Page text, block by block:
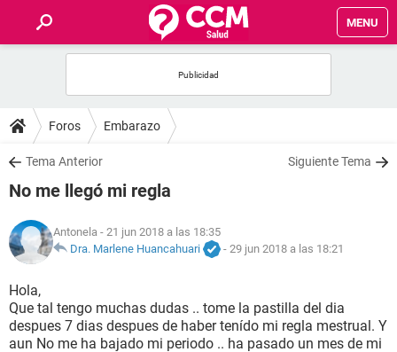
MENU
FOROS
SALUD
NUTRICIÓN
BIENESTAR
SEXUALIDAD
Foros Embarazo
Tema Anterior Siguiente Tema
No me llegó mi regla
Antonela - 21 jun 2018 a las 18:35
Dra. Marlene Huancahuari
- 29 jun 2018 a las 18:21
Hola,
Que tal tengo muchas dudas .. tome la pastilla del dia
despues 7 dias despues de haber tenído mi regla mestrual. Y
aun No me ha bajado mi periodo .. ha pasado un mes de mi